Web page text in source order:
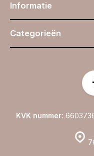
Informatie
Categorieën
KVK nummer: